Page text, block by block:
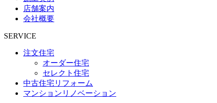
店舗案内
会社概要
SERVICE
注文住宅
オーダー住宅
セレクト住宅
中古住宅リフォーム
マンションリノベーション